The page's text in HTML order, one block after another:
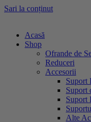
Sari la conținut
Acasă
Shop
Ofrande de
Reduceri
Accesorii
Suport
Suport
Suport
Alte